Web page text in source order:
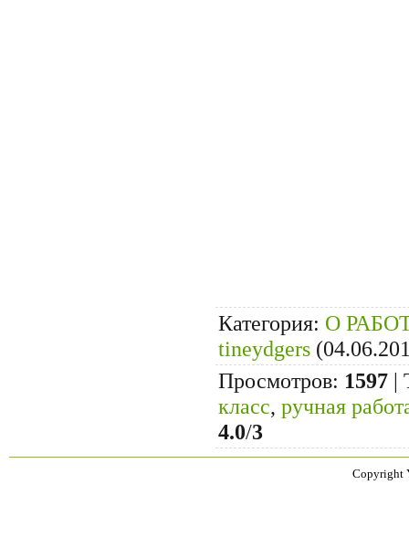
Категория: О
tineydgers
Просмотров: 1597 |
класс, ручная
4.0/3
Copyright